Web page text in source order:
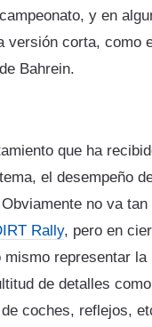
y en
versión corta, como
Bahrein.
que ha
el desempeño
no va
Rally, pero en
representar la
de detalles
coches, reflejos,